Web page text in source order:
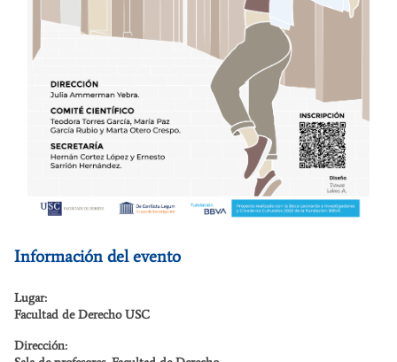
Información del evento
Lugar:
Facultad de Derecho USC
Dirección: